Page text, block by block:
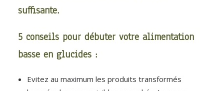
suffisante.
5 conseils pour débuter votre alimentation
basse en glucides :
Evitez au maximum les produits transformés